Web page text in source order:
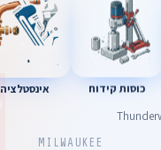
כוסות קידוח אינסטלציה
MILWAUKEE